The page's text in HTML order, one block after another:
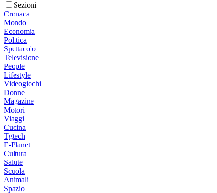
Sezioni
Cronaca
Mondo
Economia
Politica
Spettacolo
Televisione
People
Lifestyle
Videogiochi
Donne
Magazine
Motori
Viaggi
Cucina
Tgtech
E-Planet
Cultura
Salute
Scuola
Animali
Spazio